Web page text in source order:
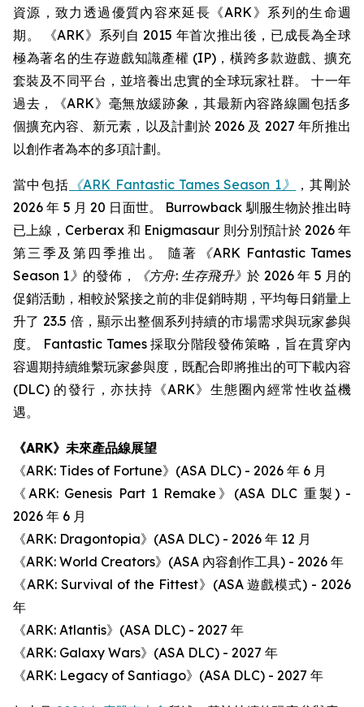
資源，致力透過優質內容來延長《ARK》系列的生命週
期。 《ARK》系列自 2015 年首次推出後，已成長為全球
極為著名的生存遊戲知識產權 (IP)，橫跨多款遊戲、擴充
套裝及不同平台，並培養出忠實的全球玩家社群。 十一年
過去，《ARK》毫無放緩跡象，其最新內容路線圖包括多
個擴充內容、新元素，以及計劃於 2026 及 2027 年所推出
以創作者為本的多項計劃。
當中包括 《ARK Fantastic Tames Season 1》
，其剛於
2026 年 5 月 20 日面世。 Burrowback 馴服生物於推出時
已上線，Cerberax 和 Enigmasaur 則分別預計於 2026 年
第三季及第四季推出。 隨著
《ARK Fantastic Tames
Season 1》 的發佈， 《方舟: 生存飛升》於 2026 年 5 月的
促銷活動，相較於緊接之前的非促銷時期，平均每日銷量上
升了 23.5 倍，顯示出整個系列持續的市場需求與玩家參與
度。 Fantastic Tames 採取分階段發佈策略，旨在貫穿內
容週期持續維繫玩家參與度，既配合即將推出的可下載內容
(DLC) 的發行，亦扶持《ARK》生態圈內經常性收益機
遇。
《ARK》未來產品線展望
《ARK: Tides of Fortune》(ASA DLC) - 2026 年 6 月
《ARK: Genesis Part 1 Remake》(ASA DLC 重製) -
2026 年 6 月
《ARK: Dragontopia》(ASA DLC) - 2026 年 12 月
《ARK: World Creators》(ASA 內容創作工具) - 2026 年
《ARK: Survival of the Fittest》(ASA 遊戲模式) - 2026
年
《ARK: Atlantis》(ASA DLC) - 2027 年
《ARK: Galaxy Wars》(ASA DLC) - 2027 年
《ARK: Legacy of Santiago》(ASA DLC) - 2027 年